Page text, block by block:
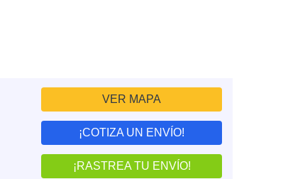
VER MAPA
¡COTIZA UN ENVÍO!
¡RASTREA TU ENVÍO!